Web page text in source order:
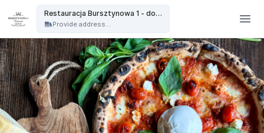
Restauracja Bursztynowa 1 - dowóz
Provide address...